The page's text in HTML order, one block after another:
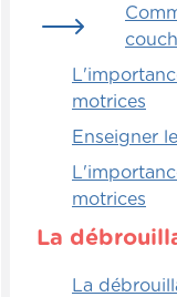
motrices
Enseigner
motrices
La
La